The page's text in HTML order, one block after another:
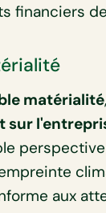
financiers
matérialité
sur
aux